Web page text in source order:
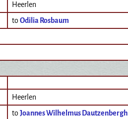
Heerlen
toOdilia Rosbaum
Heerlen
toJoannes Wilhelmus Dautzenbergh